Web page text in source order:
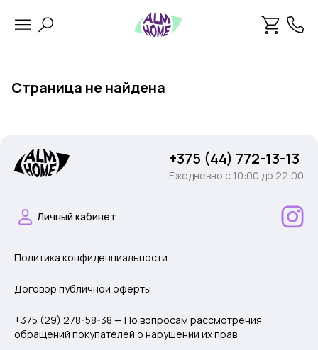
Страница не найдена
+375 (44) 772-13-13
Ежедневно c 10:00 до 22:00
Личный кабинет
Политика конфиденциальности
Договор публичной оферты
+375 (29) 278-58-38 — По вопросам рассмотрения
обращений покупателей о нарушении их прав